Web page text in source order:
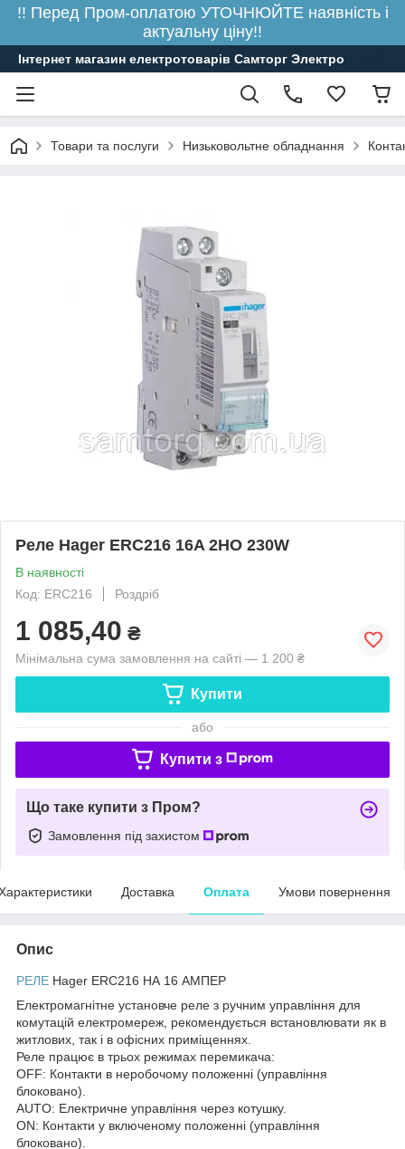
!! Перед Пром-оплатою УТОЧНЮЙТЕ наявність і
актуальну ціну!!
Інтернет магазин електротоварів Самторг Электро
Товари та послуги Низьковольтне обладнання
Реле Hager ERC216 16A 2НО 230W
В наявності
Код: ERC216
Роздріб
1 085,40 ₴
Мінімальна сума замовлення на сайті — 1 200 ₴
Купити
або
Купити з
Що таке купити з Пром?
Замовлення під захистом
Доставка Оплата Умови повернення
Опис
РЕЛЕ Hager ERC216 НА 16 АМПЕР
Електромагнітне установче реле з ручним управління для
комутацій електромереж, рекомендується встановлювати як в
житлових, так і в офісних приміщеннях.
Реле працює в трьох режимах перемикача:
OFF: Контакти в неробочому положенні (управління
блоковано).
AUTO: Електричне управління через котушку.
ON: Контакти у включеному положенні (управління
блоковано).